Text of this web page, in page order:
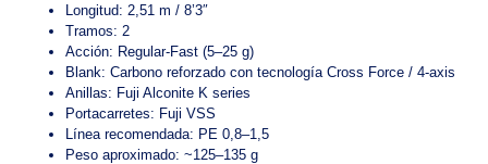
Longitud: 2,51 m / 8’3″
Tramos: 2
Acción: Regular-Fast (5–25 g)
Blank: Carbono reforzado con tecnología Cross Force / 4-axis
Anillas: Fuji Alconite K series
Portacarretes: Fuji VSS
Línea recomendada: PE 0,8–1,5
Peso aproximado: ~125–135 g